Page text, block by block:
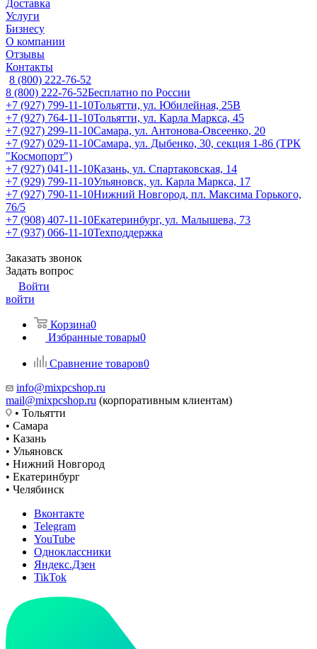
Доставка
Услуги
Бизнесу
О компании
Отзывы
Контакты
8 (800) 222-76-52
8 (800) 222-76-52Бесплатно по России
+7 (927) 799-11-10Тольятти, ул. Юбилейная, 25В
+7 (927) 764-11-10Тольятти, ул. Карла Маркса, 45
+7 (927) 299-11-10Самара, ул. Антонова-Овсеенко, 20
+7 (927) 029-11-10Самара, ул. Дыбенко, 30, секция 1-86 (ТРК
"Космопорт")
+7 (927) 041-11-10Казань, ул. Спартаковская, 14
+7 (929) 799-11-10Ульяновск, ул. Карла Маркса, 17
+7 (927) 790-11-10Нижний Новгород, пл. Максима Горького,
76/5
+7 (908) 407-11-10Екатеринбург, ул. Малышева, 73
+7 (937) 066-11-10Техподдержка
Заказать звонок
Задать вопрос
Войти
войти
Корзина0
Избранные товары0
Сравнение товаров0
info@mixpcshop.ru
mail@mixpcshop.ru (корпоративным клиентам)
• Тольятти
• Самара
• Казань
• Ульяновск
• Нижний Новгород
• Екатеринбург
• Челябинск
Вконтакте
Telegram
YouTube
Одноклассники
Яндекс.Дзен
TikTok